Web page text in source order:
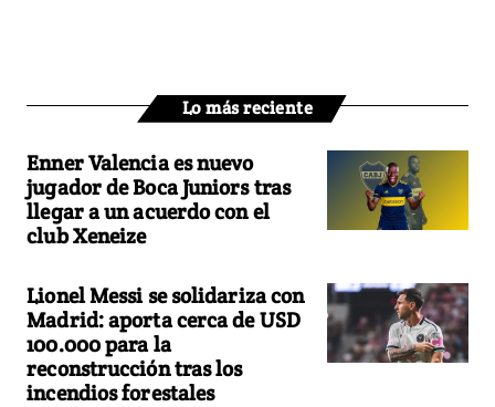
Lo más reciente
Enner Valencia es nuevo
jugador de Boca Juniors tras
llegar a un acuerdo con el
club Xeneize
Lionel Messi se solidariza con
Madrid: aporta cerca de USD
100.000 para la
reconstrucción tras los
incendios forestales